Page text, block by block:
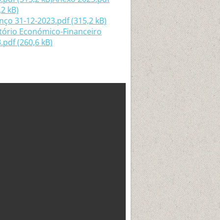
kB)
31-12-2023.pdf (315,2 kB)
Económico-Financeiro
(260,6 kB)